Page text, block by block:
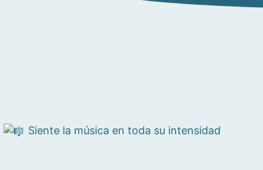
Siente la música en toda su intensidad